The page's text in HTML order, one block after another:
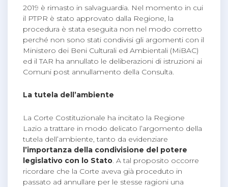
2019 è rimasto in salvaguardia. Nel momento in cui
il PTPR è stato approvato dalla Regione, la
procedura è stata eseguita non nel modo corretto
perché non sono stati condivisi gli argomenti con il
Ministero dei Beni Culturali ed Ambientali (MiBAC)
ed il TAR ha annullato le deliberazioni di istruzioni ai
Comuni post annullamento della Consulta.
La tutela dell’ambiente
La Corte Costituzionale ha incitato la Regione
Lazio a trattare in modo delicato l’argomento della
tutela dell’ambiente, tanto da evidenziare
l’importanza della condivisione del potere
legislativo con lo Stato . A tal proposito occorre
ricordare che la Corte aveva già proceduto in
passato ad annullare per le stesse ragioni una